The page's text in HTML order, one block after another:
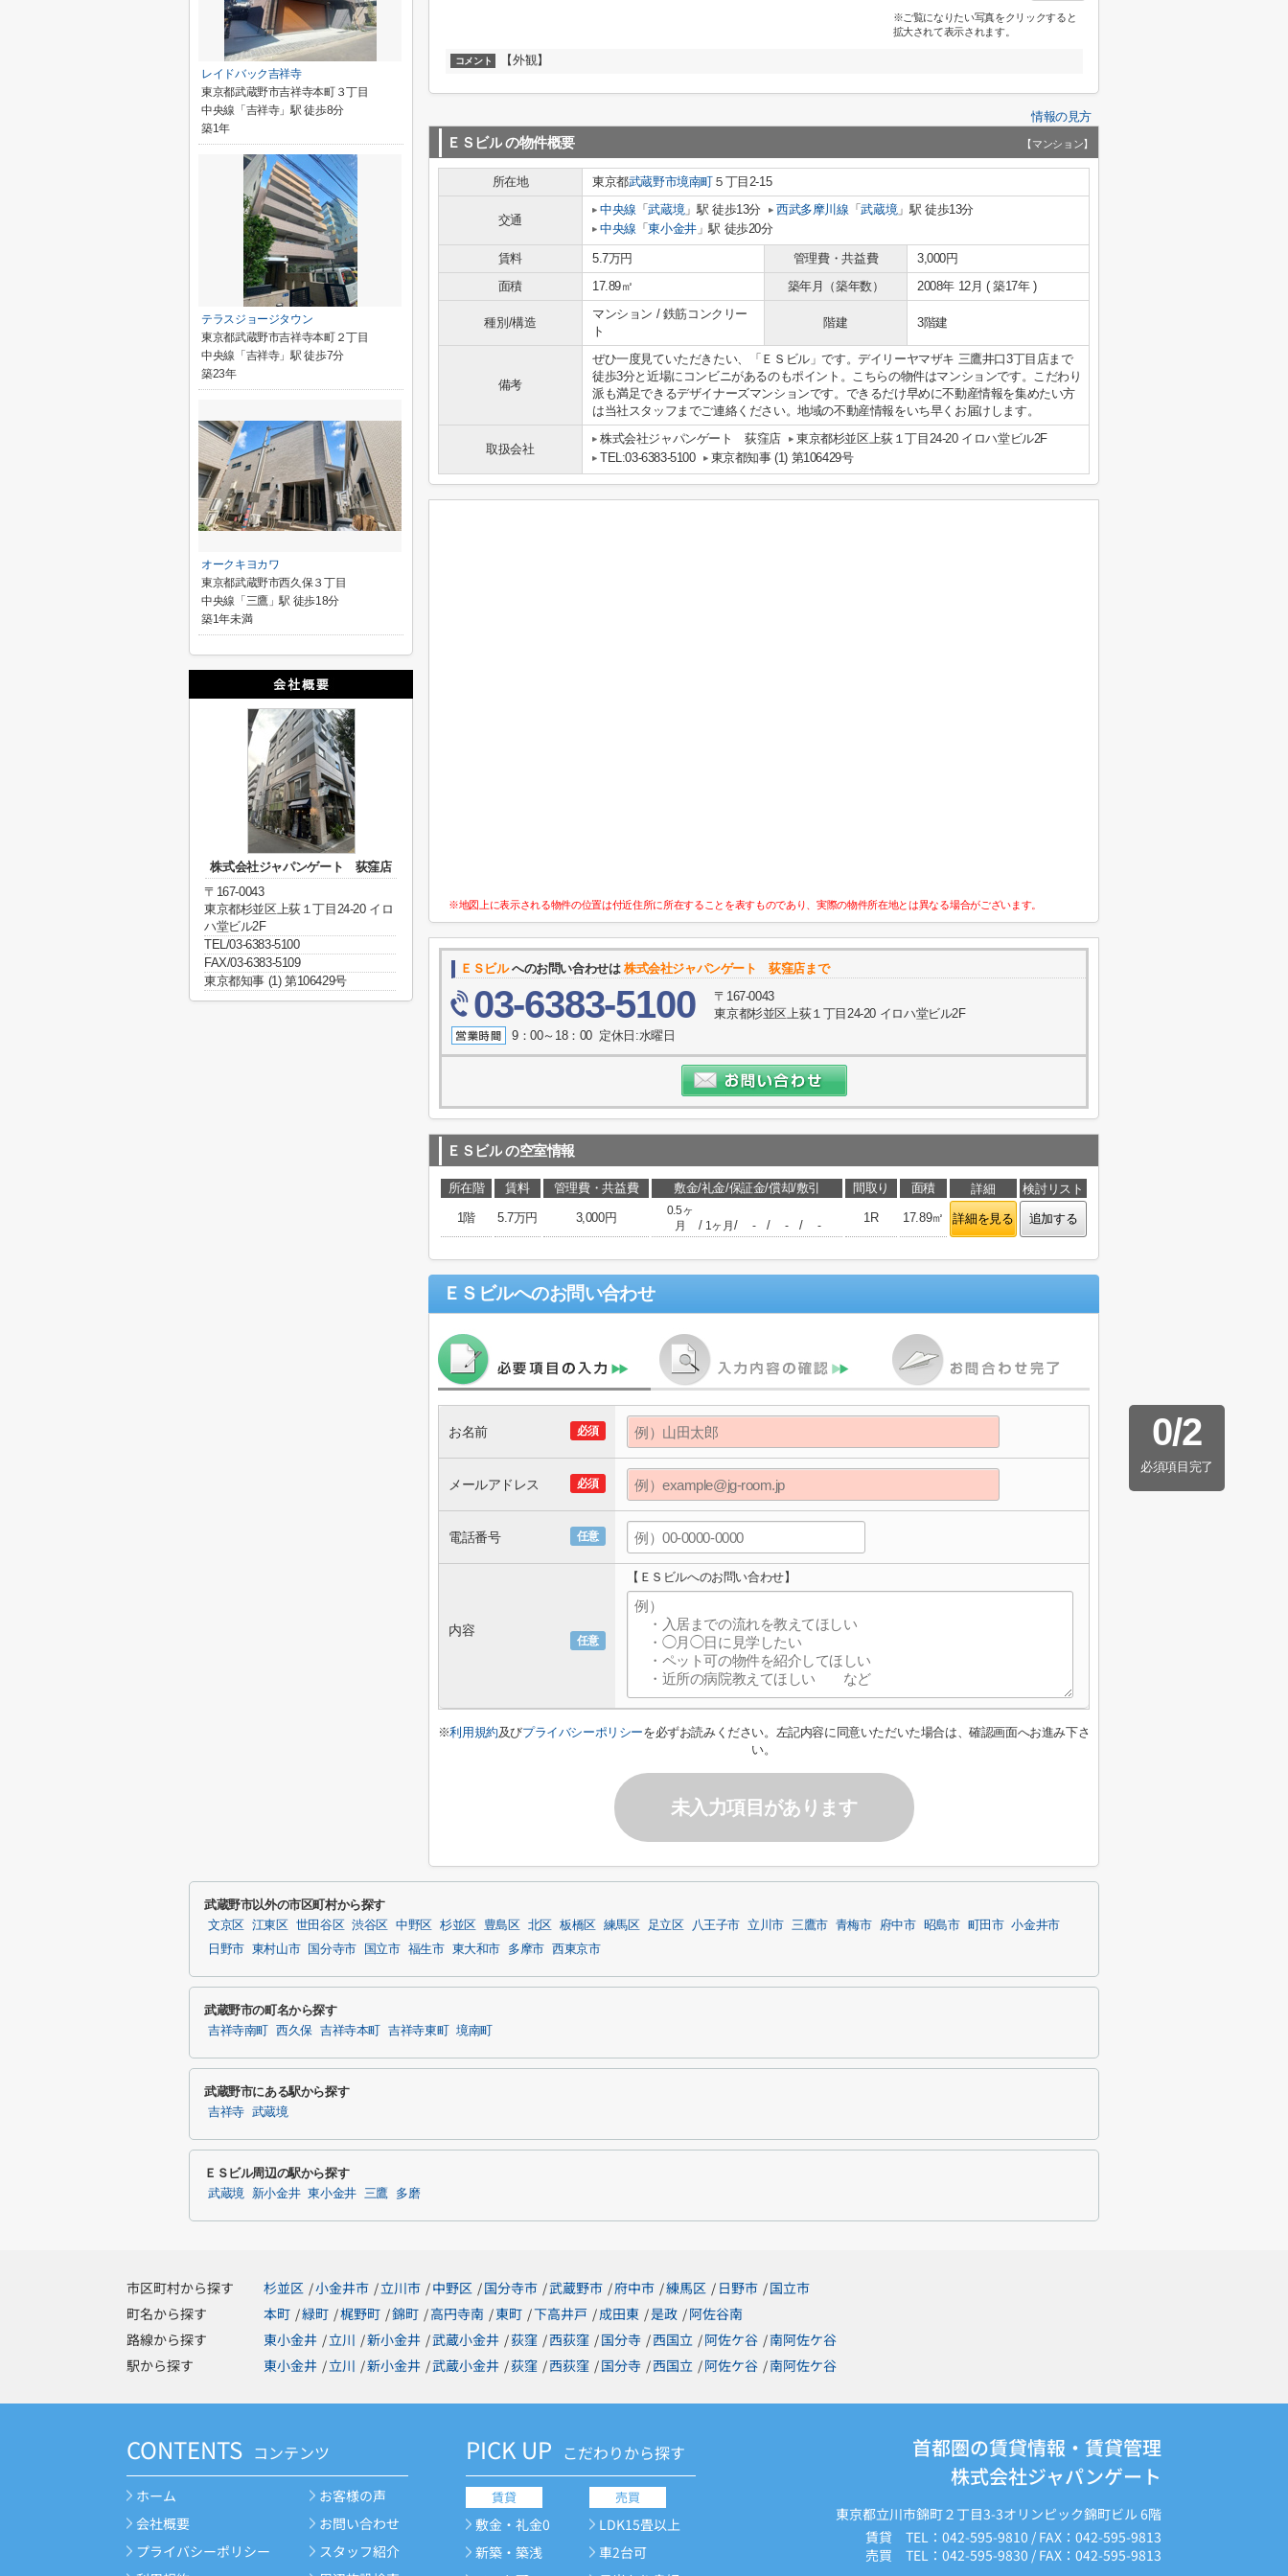
※ご覧になりたい写真をクリックすると
拡大されて表示されます。
コメント 【外観】
情報の見方
ＥＳビル の物件概要 【マンション】
所在地 東京都武蔵野市境南町 ５丁目2-15
交通
中央線 「武蔵境」駅 徒歩13分 西武多摩川線 「武蔵境」駅 徒歩13分
中央線 「東小金井」駅 徒歩20分
賃料 5.7万円 管理費・共益費
3,000円
面積
17.89㎡ 築年月（築年数） 2008年 12月 ( 築17年 )
種別/構造
マンション / 鉄筋コンクリー
ト
階建 3階建
備考
ぜひ一度見ていただきたい、「ＥＳビル」です。デイリーヤマザキ 三鷹井口3丁目店まで
徒歩3分と近場にコンビニがあるのもポイント。こちらの物件はマンションです。こだわり
派も満足できるデザイナーズマンションです。できるだけ早めに不動産情報を集めたい方
は当社スタッフまでご連絡ください。地域の不動産情報をいち早くお届けします。
取扱会社
株式会社ジャパンゲート 荻窪店
東京都杉並区上荻１丁目24-20 イロハ堂ビル2F
TEL:03-6383-5100
東京都知事 (1) 第106429号
※地図上に表示される物件の位置は付近住所に所在することを表すものであり、実際の物件所在地とは異なる場合がございます。
ＥＳビルへのお問い合わせは株式会社ジャパンゲート 荻窪店まで
03-6383-5100
〒167-0043
東京都杉並区上荻１丁目24-20 イロハ堂ビル2F
9：00～18：00 定休日:水曜日
ＥＳビル の空室情報
所在階 賃料 管理費・共益費 敷金/礼金/保証金/償却/敷引 間取り 面積 詳細
検討リスト
1階
5.7万円 3,000円
0.5ヶ
月
/ 1ヶ月 / - / - / -
1R 17.89㎡ 詳細を見る 追加する
ＥＳビルへのお問い合わせ
0/2
必須項目完了
必須
お名前
必須
メールアドレス
任意
電話番号
任意
内容
【ＥＳビルへのお問い合わせ】
※利用規約及びプライバシーポリシーを必ずお読みください。左記内容に同意いただいた場合は、確認画面へお進み下さ
い。
未入力項目があります
レイドバック吉祥寺
東京都武蔵野市吉祥寺本町３丁目
中央線「吉祥寺」駅 徒歩8分
築1年
テラスジョージタウン
東京都武蔵野市吉祥寺本町２丁目
中央線「吉祥寺」駅 徒歩7分
築23年
オークキヨカワ
東京都武蔵野市西久保３丁目
中央線「三鷹」駅 徒歩18分
築1年未満
株式会社ジャパンゲート 荻窪店
〒167-0043
東京都杉並区上荻１丁目24-20 イロ
ハ堂ビル2F
TEL/03-6383-5100
FAX/03-6383-5109
東京都知事 (1) 第106429号
武蔵野市以外の市区町村から探す
文京区 江東区 世田谷区 渋谷区 中野区 杉並区 豊島区 北区 板橋区 練馬区 足立区 八王子市 立川市 三鷹市 青梅市 府中市 昭島市 町田市 小金井市
日野市 東村山市 国分寺市 国立市 福生市 東大和市 多摩市 西東京市
武蔵野市の町名から探す
吉祥寺南町 西久保 吉祥寺本町 吉祥寺東町 境南町
武蔵野市にある駅から探す
吉祥寺 武蔵境
ＥＳビル周辺の駅から探す
武蔵境 新小金井 東小金井 三鷹 多磨
市区町村から探す 杉並区 /小金井市 /立川市 /中野区 /国分寺市 /武蔵野市 /府中市 /練馬区 / 日野市 /国立市
町名から探す
本町 /緑町 /梶野町 /錦町 /高円寺南 /東町 /下高井戸 /成田東 /是政 /阿佐谷南
路線から探す
東小金井 /立川 /新小金井 /武蔵小金井 /荻窪 /西荻窪 /国分寺 /西国立 /阿佐ケ谷 /南阿佐ケ谷
駅から探す
東小金井 /立川 /新小金井 /武蔵小金井 /荻窪 /西荻窪 /国分寺 /西国立 /阿佐ケ谷 /南阿佐ケ谷
CONTENTS コンテンツ
ホーム
会社概要
プライバシーポリシー
お客様の声
お問い合わせ
スタッフ紹介
PICK UP こだわりから探す
賃貸
敷金・礼金0
新築・築浅
売買
LDK15畳以上
車2台可
首都圏の賃貸情報・賃貸管理
株式会社ジャパンゲート
東京都立川市錦町２丁目3-3オリンピック錦町ビル 6階
賃貸 TEL：042-595-9810 / FAX：042-595-9813
売買 TEL：042-595-9830 / FAX：042-595-9813